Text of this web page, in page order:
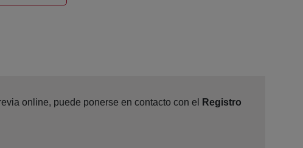
online, puede ponerse en contacto con el
Registro